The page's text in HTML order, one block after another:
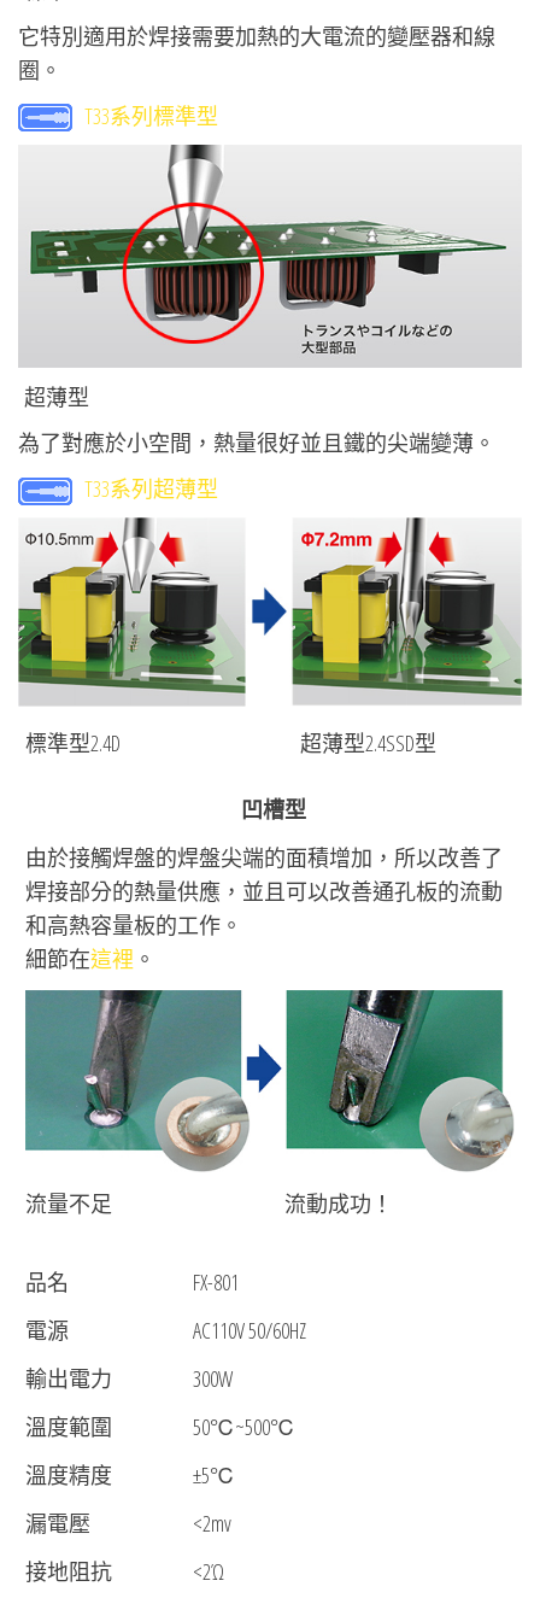
它特別適用於焊接需要加熱的大電流的變壓器和線
圈。
T33系列標準型
超薄型
為了對應於小空間，熱量很好並且鐵的尖端變薄。
T33系列超薄型
標準型2.4D 超薄型2.4SSD型
凹槽型
由於接觸焊盤的焊盤尖端的面積增加，所以改善了
焊接部分的熱量供應，並且可以改善通孔板的流動
和高熱容量板的工作。
細節在這裡 。
流量不足 流動成功！
品名
FX-801
電源
AC110V 50/60HZ
輸出電力
300W
溫度範圍
50℃~500℃
溫度精度
±5℃
漏電壓
<2mv
接地阻抗
<2Ώ